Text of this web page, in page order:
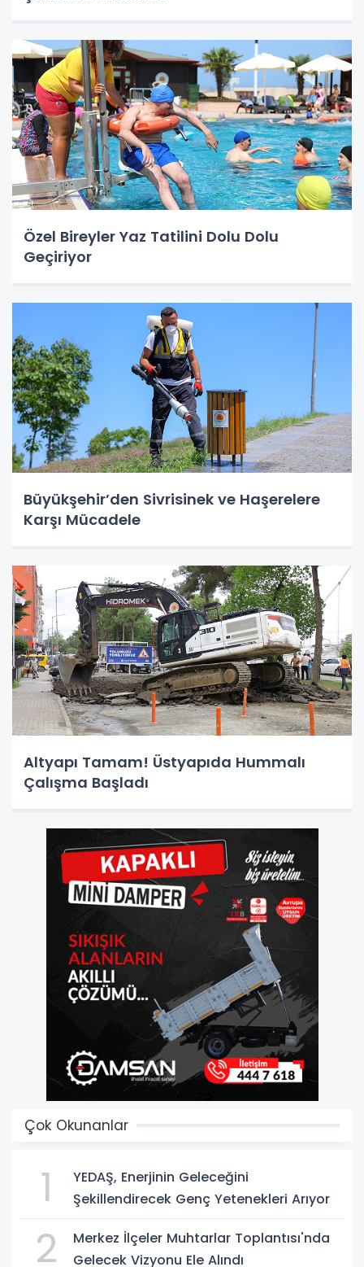
Özel Bireyler Yaz Tatilini Dolu Dolu
Geçiriyor
Büyükşehir’den Sivrisinek ve Haşerelere
Karşı Mücadele
Altyapı Tamam! Üstyapıda Hummalı
Çalışma Başladı
Çok Okunanlar
1
YEDAŞ, Enerjinin Geleceğini
Şekillendirecek Genç Yetenekleri Arıyor
2
Merkez İlçeler Muhtarlar Toplantısı'nda
Gelecek Vizyonu Ele Alındı